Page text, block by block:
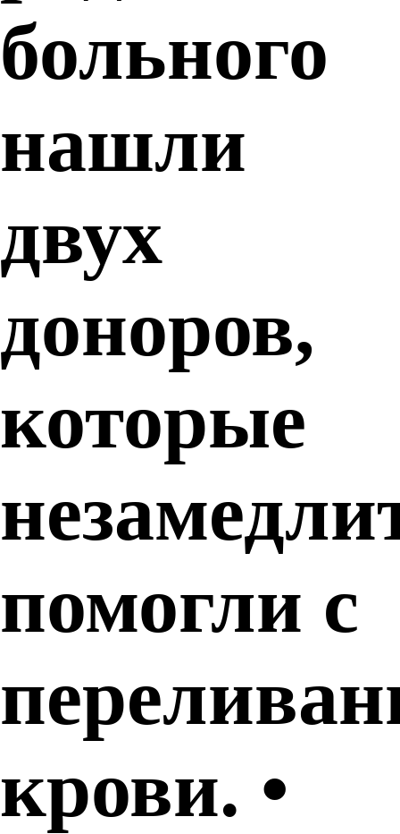
больного
нашли
двух
доноров,
которые
помогли с
крови. •